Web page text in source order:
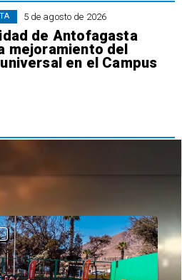
5 de agosto de 2026
de Antofagasta
mejoramiento del
en el Campus